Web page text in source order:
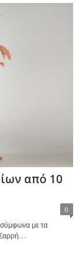
από 10
0
με τα